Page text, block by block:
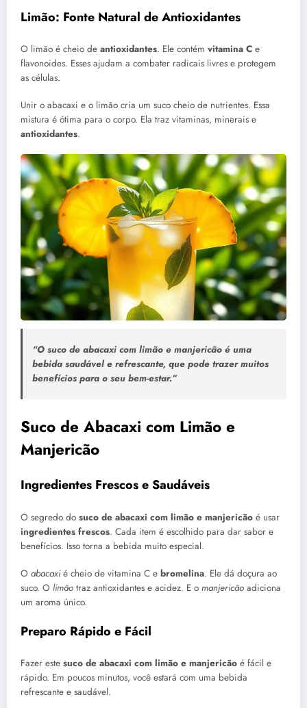
Limão: Fonte Natural de Antioxidantes
O limão é cheio de antioxidantes. Ele contém vitamina C e
flavonoides. Esses ajudam a combater radicais livres e protegem
as células.
Unir o abacaxi e o limão cria um suco cheio de nutrientes. Essa
mistura é ótima para o corpo. Ela traz vitaminas, minerais e
antioxidantes.
“O suco de abacaxicom limão e manjericão é uma
bebida saudável e refrescante, que pode trazer muitos
benefícios para o seu bem-estar.”
Suco de Abacaxi com Limão e
Manjericão
Ingredientes Frescos e Saudáveis
O segredo do suco de abacaxi com limão e manjericão é usar
ingredientes frescos. Cada item é escolhido para dar sabor e
benefícios. Isso torna a bebida muito especial.
O abacaxié cheio de vitamina C e bromelina. Ele dá doçura ao
suco. O limão traz antioxidantes e acidez. E o manjericão adiciona
um aroma único.
Preparo Rápido e Fácil
Fazer este suco de abacaxi com limão e manjericão é fácil e
rápido. Em poucos minutos, você estará com uma bebida
refrescante e saudável.